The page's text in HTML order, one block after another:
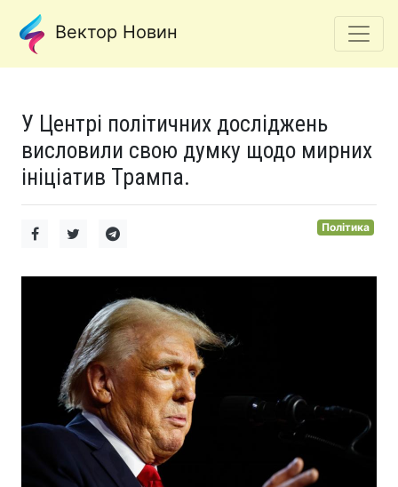
Вектор Новин
У Центрі політичних досліджень
висловили свою думку щодо мирних
ініціатив Трампа.
Політика